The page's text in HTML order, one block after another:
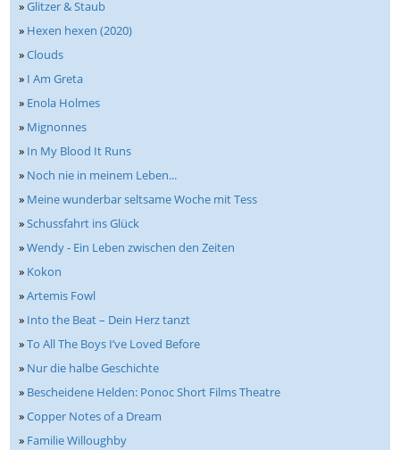
»Glitzer & Staub
» Hexen hexen (2020)
»Clouds
» I Am Greta
» Enola Holmes
» Mignonnes
» In My Blood It Runs
» Noch nie in meinem Leben...
» Meine wunderbar seltsame Woche mit Tess
»Schussfahrt ins Glück
»Wendy - Ein Leben zwischen den Zeiten
» Kokon
»Artemis Fowl
» Into the Beat – Dein Herz tanzt
»To All The Boys I’ve Loved Before
» Nur die halbe Geschichte
» Bescheidene Helden: Ponoc Short Films Theatre
»Copper Notes of a Dream
» Familie Willoughby